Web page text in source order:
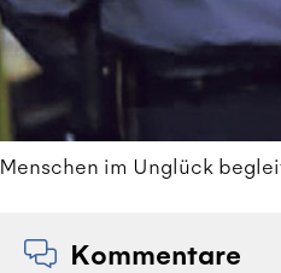
Menschen im Unglück
Kommentare